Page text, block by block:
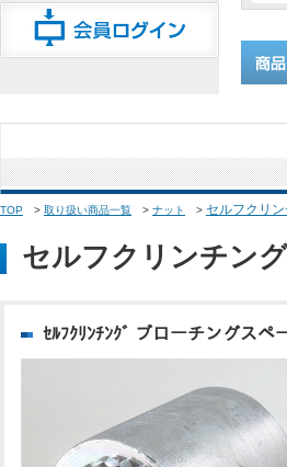
TOP > 取り扱い商品一覧 > ナット > セルフクリ
セルフクリンチン
ｾﾙﾌｸﾘﾝﾁﾝｸﾞ ブローチングスペ